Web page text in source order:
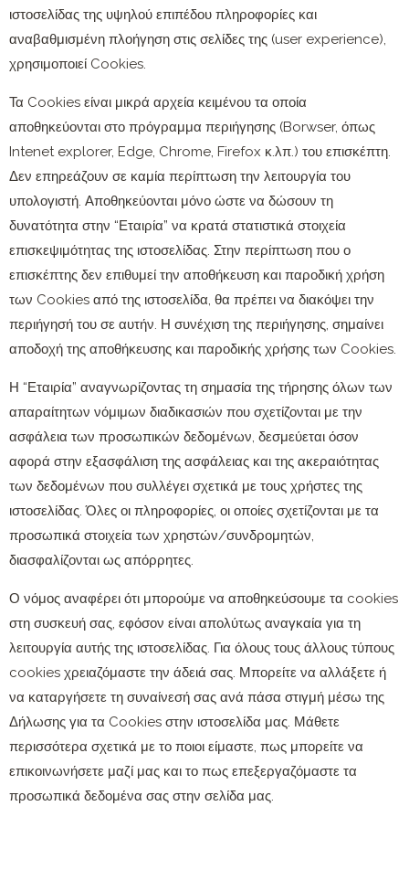
ιστοσελίδας της υψηλού επιπέδου πληροφορίες και
αναβαθμισμένη πλοήγηση στις σελίδες της (user experience),
χρησιμοποιεί Cookies.
Τα Cookies είναι μικρά αρχεία κειμένου τα οποία
αποθηκεύονται στο πρόγραμμα περιήγησης (Borwser, όπως
Intenet explorer, Edge, Chrome, Firefox κ.λπ.) του επισκέπτη.
Δεν επηρεάζουν σε καμία περίπτωση την λειτουργία του
υπολογιστή. Αποθηκεύονται μόνο ώστε να δώσουν τη
δυνατότητα στην “Εταιρία” να κρατά στατιστικά στοιχεία
επισκεψιμότητας της ιστοσελίδας. Στην περίπτωση που ο
επισκέπτης δεν επιθυμεί την αποθήκευση και παροδική χρήση
των Cookies από της ιστοσελίδα, θα πρέπει να διακόψει την
περιήγησή του σε αυτήν. Η συνέχιση της περιήγησης, σημαίνει
αποδοχή της αποθήκευσης και παροδικής χρήσης των Cookies.
Η “Εταιρία” αναγνωρίζοντας τη σημασία της τήρησης όλων των
απαραίτητων νόμιμων διαδικασιών που σχετίζονται με την
ασφάλεια των προσωπικών δεδομένων, δεσμεύεται όσον
αφορά στην εξασφάλιση της ασφάλειας και της ακεραιότητας
των δεδομένων που συλλέγει σχετικά με τους χρήστες της
ιστοσελίδας. Όλες οι πληροφορίες, οι οποίες σχετίζονται με τα
προσωπικά στοιχεία των χρηστών/συνδρομητών,
διασφαλίζονται ως απόρρητες.
Ο νόμος αναφέρει ότι μπορούμε να αποθηκεύσουμε τα cookies
στη συσκευή σας, εφόσον είναι απολύτως αναγκαία για τη
λειτουργία αυτής της ιστοσελίδας. Για όλους τους άλλους τύπους
cookies χρειαζόμαστε την άδειά σας. Μπορείτε να αλλάξετε ή
να καταργήσετε τη συναίνεσή σας ανά πάσα στιγμή μέσω της
Δήλωσης για τα Cookies στην ιστοσελίδα μας. Μάθετε
περισσότερα σχετικά με το ποιοι είμαστε, πως μπορείτε να
επικοινωνήσετε μαζί μας και το πως επεξεργαζόμαστε τα
προσωπικά δεδομένα σας στην σελίδα μας.